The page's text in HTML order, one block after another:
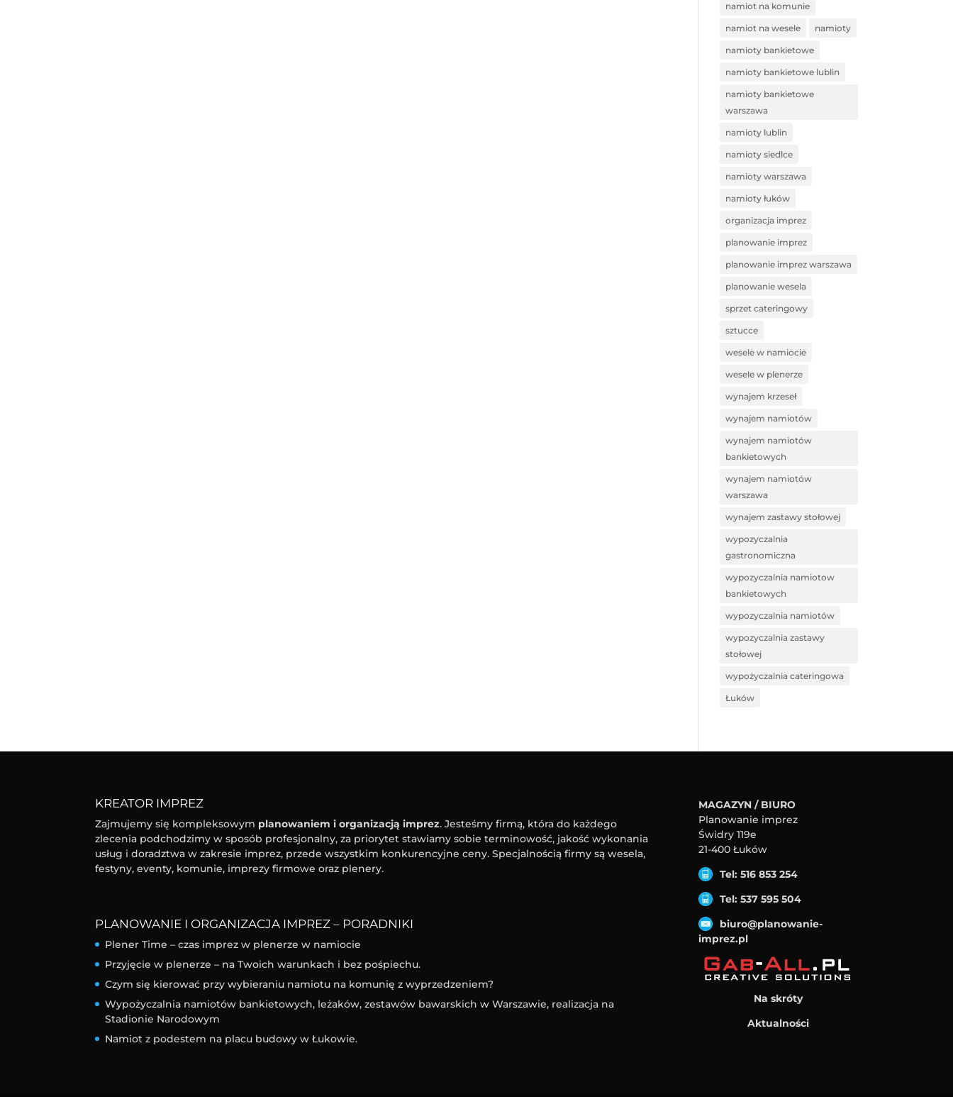
namiot na komunie
namiot na wesele namioty
namioty bankietowe
namioty bankietowe lublin
namioty bankietowe
warszawa
namioty lublin
namioty siedlce
namioty warszawa
namioty łuków
organizacja imprez
planowanie imprez
planowanie imprez warszawa
planowanie wesela
sprzet cateringowy
sztucce
wesele w namiocie
wesele w plenerze
wynajem krzeseł
wynajem namiotów
wynajem namiotów
bankietowych
wynajem namiotów
warszawa
wynajem zastawy stołowej
wypozyczalnia
gastronomiczna
wypozyczalnia namiotow
bankietowych
wypozyczalnia namiotów
wypozyczalnia zastawy
stołowej
wypożyczalnia cateringowa
Łuków
KREATOR IMPREZ
Zajmujemy się kompleksowym planowaniem i organizacją imprez. Jesteśmy firmą, która do każdego
zlecenia podchodzimy w sposób profesjonalny, za priorytet stawiamy sobie terminowość, jakość wykonania
usług i doradztwa w zakresie imprez, przede wszystkim konkurencyjne ceny. Specjalnością firmy są wesela,
festyny, eventy, komunie, imprezy firmowe oraz plenery.
PLANOWANIE I ORGANIZACJA IMPREZ – PORADNIKI
Plener Time – czas imprez w plenerze w namiocie
Przyjęcie w plenerze – na Twoich warunkach i bez pośpiechu.
Czym się kierować przy wybieraniu namiotu na komunię z wyprzedzeniem?
Wypożyczalnia namiotów bankietowych, leżaków, zestawów bawarskich w Warszawie, realizacja na
Stadionie Narodowym
Namiot z podestem na placu budowy w Łukowie.
MAGAZYN / BIURO
Planowanie imprez
Świdry 119e
21-400 Łuków
Tel: 516 853 254
Tel: 537 595 504
biuro@planowanie-
imprez.pl
Na skróty
Aktualności